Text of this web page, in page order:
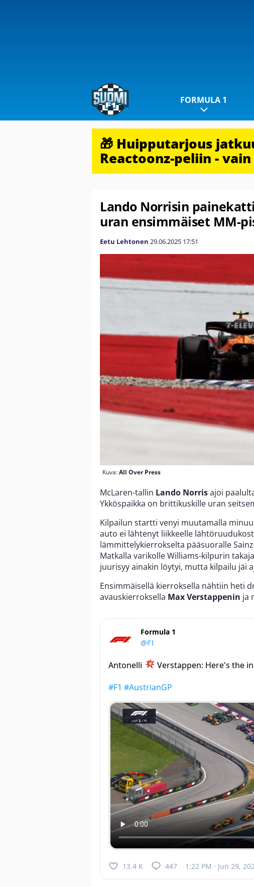
FORMULA 1
🎁 Huipputarjous
Reactoonz-peliin -
Lando Norrisin
uran ensimmäiset MM-
Eetu Lehtonen 29.06.2025 17:51
Kuva:All Over Press
McLaren-tallin Lando Norrisajoi
Ykköspaikka on brittikuskille uran
Kilpailun startti venyi muutamalla
auto ei lähtenyt liikkeelle
lämmittelykierrokselta pääsuoralle
Matkalla varikolle Williams-kilpurin
juurisyy ainakin löytyi, mutta kilpailu jäi
Ensimmäisellä kierroksella nähtiin heti
avauskierroksella Max Verstappenin ja
Formula 1
@F1
Antonelli
Verstappen: Here's the
#F1 #AustrianGP
13.4 K 447 1:22 PM · Jun 29,